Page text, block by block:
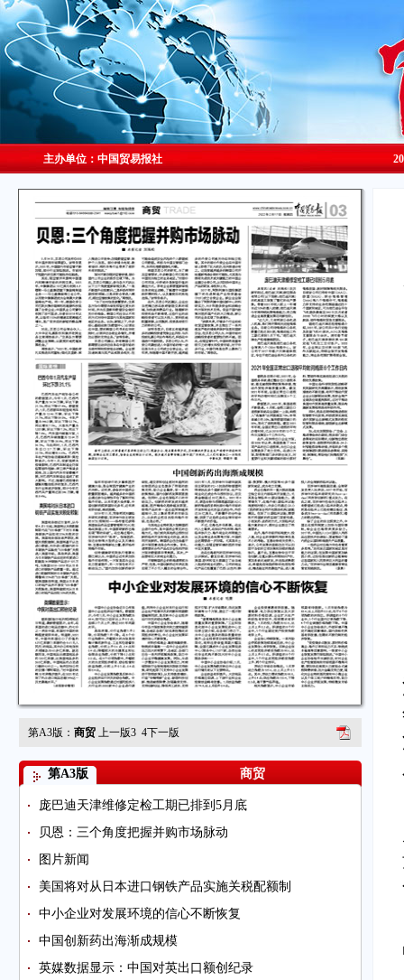
主办单位：中国贸易报社
第A3版： 商贸 上一版3 4下一版
第A3版 商贸
庞巴迪天津维修定检工期已排到5月底
贝恩：三个角度把握并购市场脉动
图片新闻
美国将对从日本进口钢铁产品实施关税配额制
中小企业对发展环境的信心不断恢复
中国创新药出海渐成规模
英媒数据显示：中国对英出口额创纪录